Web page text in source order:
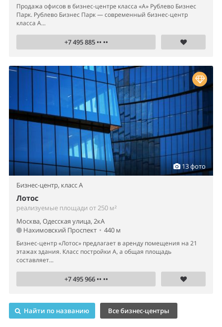
Бизнес-центр, класс A
реализуемые площади от 250 м²
Москва, Одесская улица, 2кА
Нахимовский Проспект • 440 м
Бизнес-центр «Лотос» предлагает в аренду помещения на 21
этажах здания. Класс постройки А, а общая площадь
составляет...
+7 495 966 •• ••
Найти по названию Все бизнес-центры
Подборки – выбор редации
• 11 предложений
Нужен представительский офис
Смотреть